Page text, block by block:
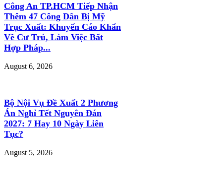
Công An TP.HCM Tiếp Nhận
Thêm 47 Công Dân Bị Mỹ
Trục Xuất: Khuyến Cáo Khẩn
Về Cư Trú, Làm Việc Bất
Hợp Pháp...
August 6, 2026
Bộ Nội Vụ Đề Xuất 2 Phương
Án Nghỉ Tết Nguyên Đán
2027: 7 Hay 10 Ngày Liên
Tục?
August 5, 2026